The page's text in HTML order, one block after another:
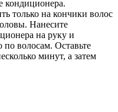
кондиционера.
только на кончики волос
Нанесите
на руку и
по волосам. Оставьте
минут, а затем